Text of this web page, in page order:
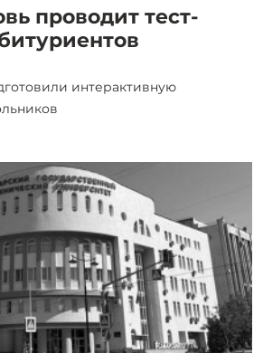
проводит тест-
интерактивную